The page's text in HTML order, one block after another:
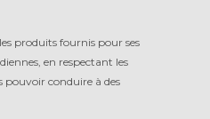
produits fournis pour ses
en respectant les
pouvoir conduire à des